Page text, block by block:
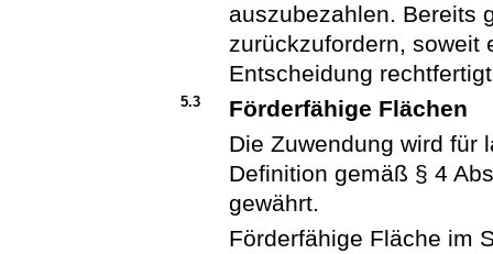
auszubezahlen. Bereits
zurückzufordern, soweit
Entscheidung
5.3
Förderfähige Flächen
Die Zuwendung wird für
Definition gemäß § 4
gewährt.
Förderfähige Fläche im